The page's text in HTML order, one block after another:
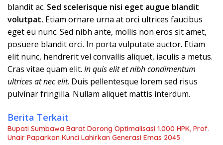
blandit ac. Sed scelerisque nisi eget augue blandit
volutpat. Etiam ornare urna at orci ultrices faucibus
eget eu nunc. Sed nibh ante, mollis non eros sit amet,
posuere blandit orci. In porta vulputate auctor. Etiam
elit nunc, hendrerit vel convallis aliquet, iaculis a metus.
Cras vitae quam elit. In quis elit et nibh condimentum
ultrices at nec elit. Duis pellentesque lorem sed risus
pulvinar fringilla. Nullam aliquet mattis interdum.
Berita Terkait
Bupati Sumbawa Barat Dorong Optimalisasi 1.000 HPK, Prof.
Unair Paparkan Kunci Lahirkan Generasi Emas 2045